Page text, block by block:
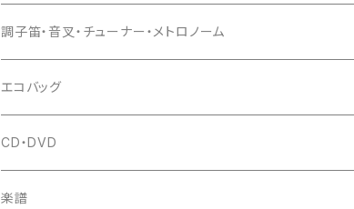
爪ばさみ
箏柱
柱入
平柱入
琴台
(丸三) 寿糸
はつね糸
駒
地唄駒
長唄駒
糸駒入
爪駒入
撥入
シュモク（当り鉦バチ）
座奏用譜面台
立奏用譜面台
調子笛・音叉・チューナー・メトロノーム
調子笛・音叉
チューナー・メトロノーム
エコバッグ
CD・DVD
楽譜